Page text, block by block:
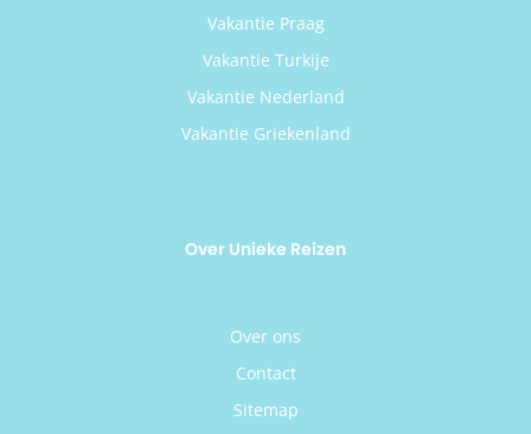
Vakantie Praag
Vakantie Turkije
Vakantie Nederland
Vakantie Griekenland
Over Unieke Reizen
Over ons
Contact
Sitemap